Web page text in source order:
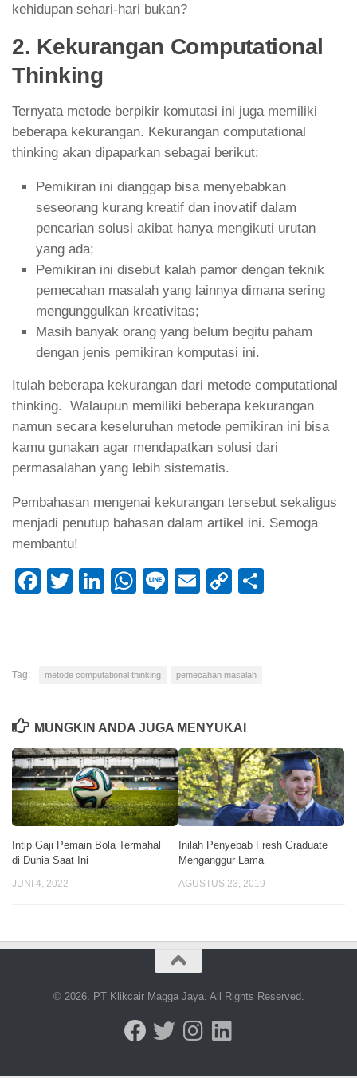
kehidupan sehari-hari bukan?
2. Kekurangan Computational
Thinking
Ternyata metode berpikir komutasi ini juga memiliki
beberapa kekurangan. Kekurangan computational
thinking akan dipaparkan sebagai berikut:
Pemikiran ini dianggap bisa menyebabkan
seseorang kurang kreatif dan inovatif dalam
pencarian solusi akibat hanya mengikuti urutan
yang ada;
Pemikiran ini disebut kalah pamor dengan teknik
pemecahan masalah yang lainnya dimana sering
mengunggulkan kreativitas;
Masih banyak orang yang belum begitu paham
dengan jenis pemikiran komputasi ini.
Itulah beberapa kekurangan dari metode computational
thinking. Walaupun memiliki beberapa kekurangan
namun secara keseluruhan metode pemikiran ini bisa
kamu gunakan agar mendapatkan solusi dari
permasalahan yang lebih sistematis.
Pembahasan mengenai kekurangan tersebut sekaligus
menjadi penutup bahasan dalam artikel ini. Semoga
membantu!
Facebook
Twitter
LinkedIn
WhatsApp
LineEmail
Copy
Tag: metode computational thinking pemecahan masalah
MUNGKIN ANDA JUGA MENYUKAI
Intip Gaji Pemain Bola Termahal
di Dunia Saat Ini
JUNI 4, 2022
Inilah Penyebab Fresh Graduate
Menganggur Lama
AGUSTUS 23, 2019
© 2026. PT Klikcair Magga Jaya. All Rights Reserved.